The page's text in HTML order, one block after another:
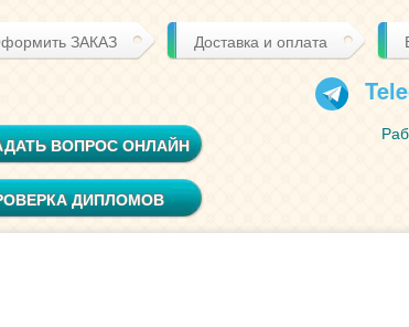
ЗАКАЗ Доставка и оплата
ВОПРОС ОНЛАЙН
ДИПЛОМОВ